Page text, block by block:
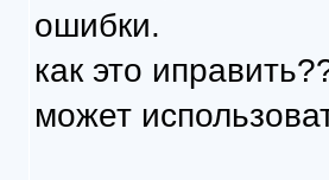
ошибки.
как это
может